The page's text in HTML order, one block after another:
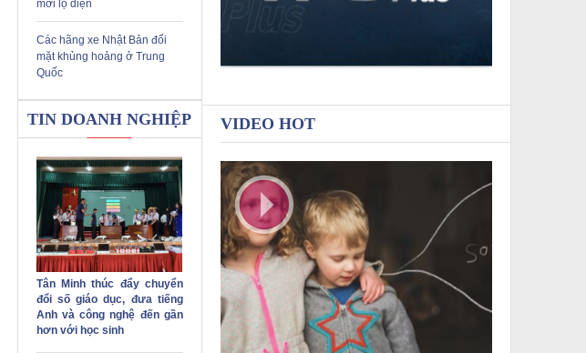
mới lộ diện
Các hãng xe Nhật Bản đối
mặt khủng hoảng ở Trung
Quốc
TIN DOANH NGHIỆP
Tân Minh thúc đẩy chuyển
đổi số giáo dục, đưa tiếng
Anh và công nghệ đến gần
hơn với học sinh
VIDEO HOT